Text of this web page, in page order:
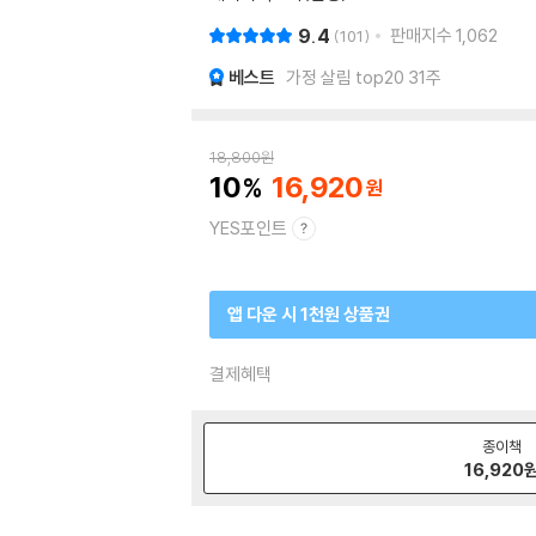
9.4 101 판매지수 1,062
베스트 가정 살림 top20 31주
18,800원
10 16,920
YES포인트
앱 다운 시 1천원 상품권
결제혜택
종이책
16,920